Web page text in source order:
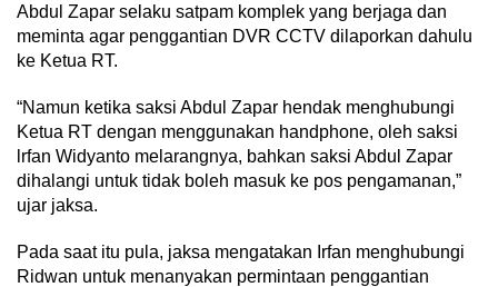
Abdul Zapar selaku satpam komplek yang berjaga dan
meminta agar penggantian DVR CCTV dilaporkan dahulu
ke Ketua RT.
“Namun ketika saksi Abdul Zapar hendak menghubungi
Ketua RT dengan menggunakan handphone, oleh saksi
lrfan Widyanto melarangnya, bahkan saksi Abdul Zapar
dihalangi untuk tidak boleh masuk ke pos pengamanan,”
ujar jaksa.
Pada saat itu pula, jaksa mengatakan Irfan menghubungi
Ridwan untuk menanyakan permintaan penggantian